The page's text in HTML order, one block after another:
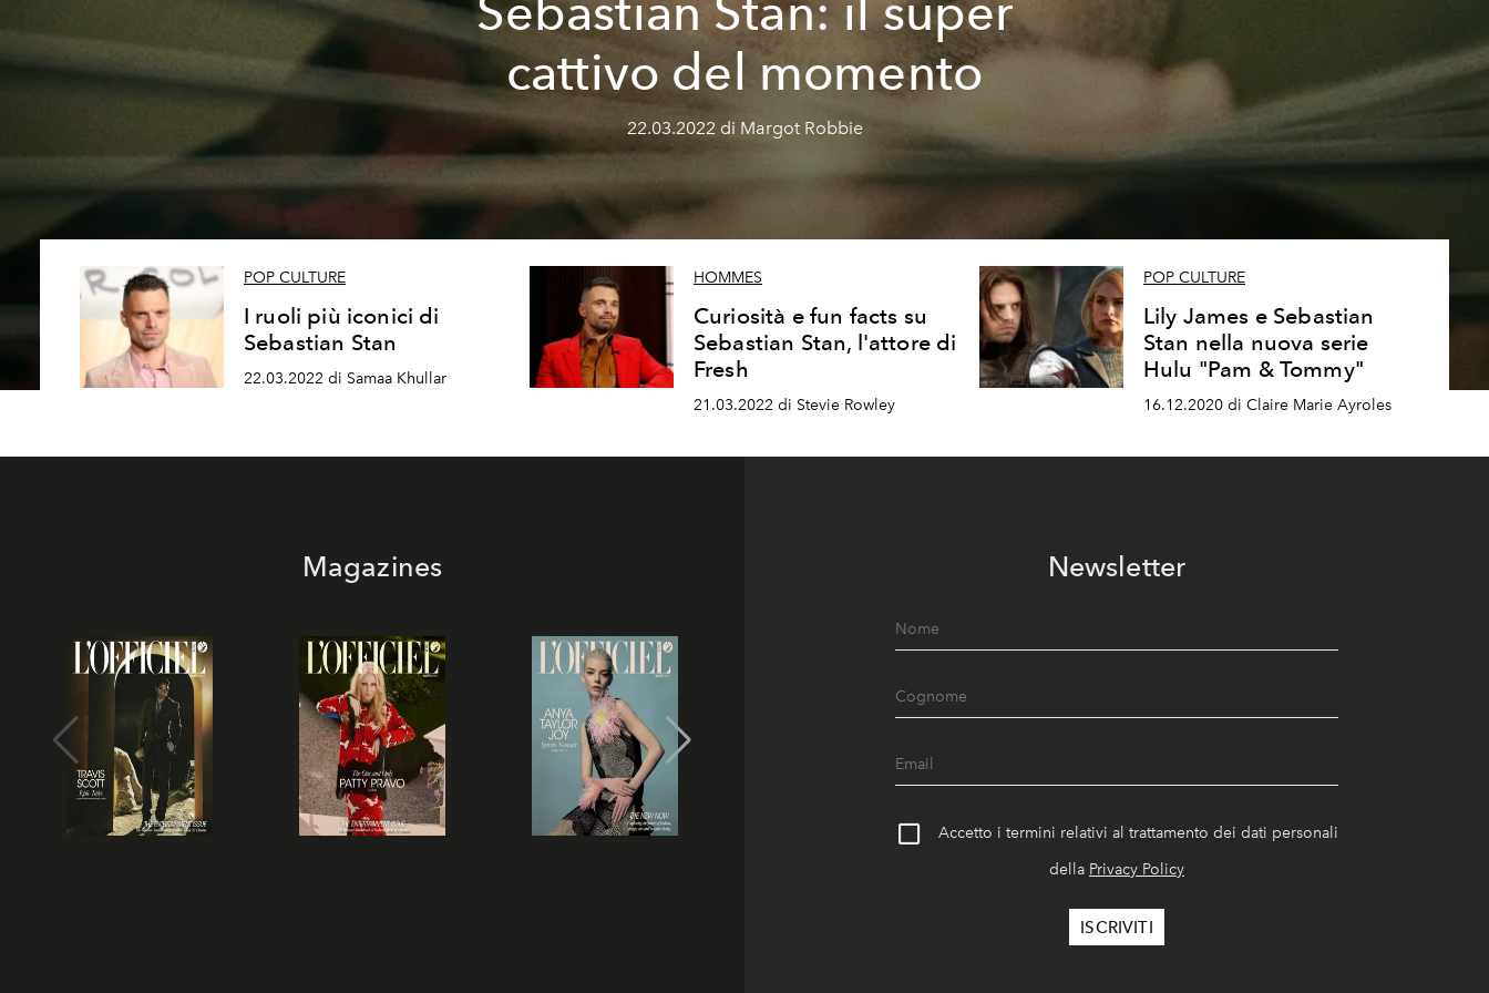
Sebastian Stan: il super
cattivo del momento
22.03.2022 di Margot Robbie
POP CULTURE
I ruoli più iconici di
Sebastian Stan
22.03.2022 di Samaa Khullar
HOMMES
Curiosità e fun facts su
Sebastian Stan, l'attore di
Fresh
21.03.2022 di Stevie Rowley
POP CULTURE
Lily James e Sebastian
Stan nella nuova serie
Hulu "Pam & Tommy"
16.12.2020 di Claire Marie Ayroles
Magazines Newsletter
Accetto i termini relativi al trattamento dei dati personali
della Privacy Policy